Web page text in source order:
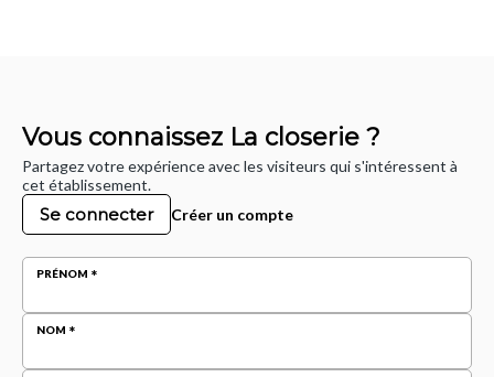
Vous connaissez La closerie ?
Partagez votre expérience avec les visiteurs qui s'intéressent à
cet établissement.
Se connecter Créer un compte
PRÉNOM
NOM